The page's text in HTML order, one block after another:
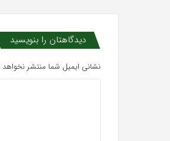
دیدگاهتان را بنویسید
نشانی ایمیل شما منتشر